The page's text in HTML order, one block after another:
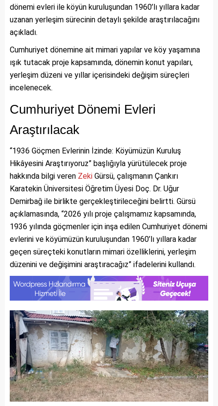
dönemi evleri ile köyün kuruluşundan 1960’lı yıllara kadar
uzanan yerleşim sürecinin detaylı şekilde araştırılacağını
açıkladı.
Cumhuriyet dönemine ait mimari yapılar ve köy yaşamına
ışık tutacak proje kapsamında, dönemin konut yapıları,
yerleşim düzeni ve yıllar içerisindeki değişim süreçleri
incelenecek.
Cumhuriyet Dönemi Evleri
Araştırılacak
“1936 Göçmen Evlerinin İzinde: Köyümüzün Kuruluş
Hikâyesini Araştırıyoruz” başlığıyla yürütülecek proje
hakkında bilgi veren Zeki Gürsü, çalışmanın Çankırı
Karatekin Üniversitesi Öğretim Üyesi Doç. Dr. Uğur
Demirbağ ile birlikte gerçekleştirileceğini belirtti. Gürsü
açıklamasında, “2026 yılı proje çalışmamız kapsamında,
1936 yılında göçmenler için inşa edilen Cumhuriyet dönemi
evlerini ve köyümüzün kuruluşundan 1960’lı yıllara kadar
geçen süreçteki konutların mimari özelliklerini, yerleşim
düzenini ve değişimini araştıracağız” ifadelerini kullandı.